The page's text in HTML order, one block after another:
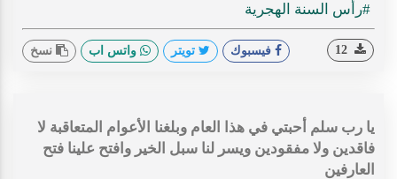
#رأس السنة الهجرية
فيسبوك تويتر واتس اب نسخ
يا رب سلم أحبتي في هذا العام وبلغنا الأعوام المتعاقبة لا
فاقدين ولا مفقودين ويسر لنا سبل الخير وافتح علينا فتح
العارفين